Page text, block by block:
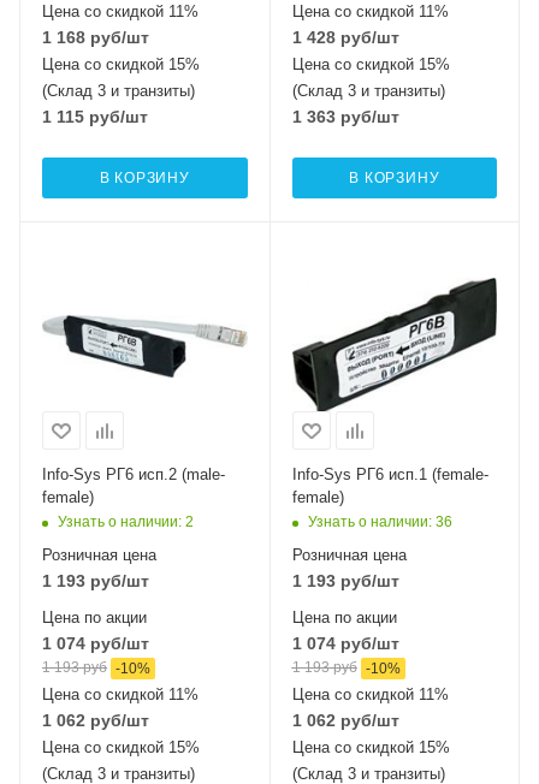
Цена со скидкой 11%
1 168 руб/шт
Цена со скидкой 15%
(Склад 3 и транзиты)
1 115 руб/шт
В КОРЗИНУ
Цена со скидкой 11%
1 428руб/шт
Цена со скидкой 15%
(Склад 3 и транзиты)
1 363руб/шт
В КОРЗИНУ
Info-Sys РГ6 исп.2 (male-
female)
Узнать о наличии: 2
Розничная цена
1 193 руб/шт
Цена по акции
1 074 руб/шт
1 193руб -10%
Цена со скидкой 11%
1 062 руб/шт
Цена со скидкой 15%
(Склад 3 и транзиты)
Info-Sys РГ6 исп.1 (female-
female)
Узнать о наличии: 36
Розничная цена
1 193руб/шт
Цена по акции
1 074руб/шт
1 193руб -10%
Цена со скидкой 11%
1 062 руб/шт
Цена со скидкой 15%
(Склад 3 и транзиты)